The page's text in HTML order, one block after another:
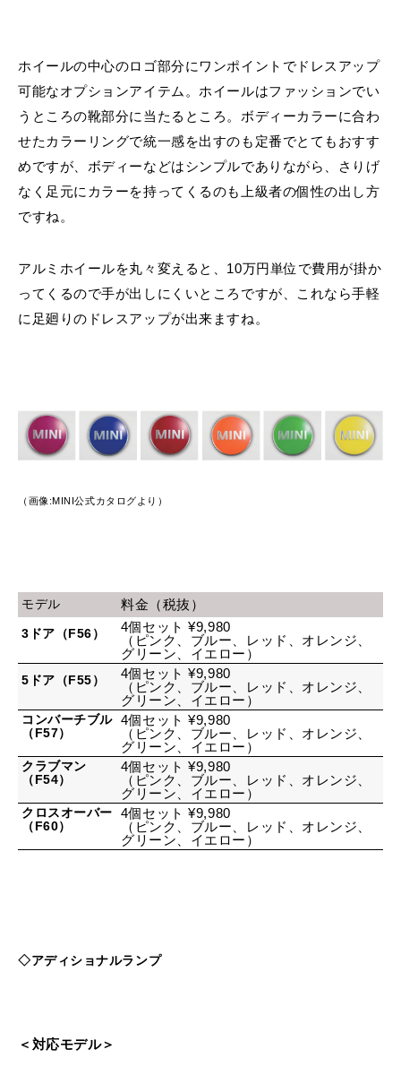
ホイールの中心のロゴ部分にワンポイントでドレスアップ
可能なオプションアイテム。ホイールはファッションでい
うところの靴部分に当たるところ。ボディーカラーに合わ
せたカラーリングで統一感を出すのも定番でとてもおすす
めですが、ボディーなどはシンプルでありながら、さりげ
なく足元にカラーを持ってくるのも上級者の個性の出し方
ですね。
アルミホイールを丸々変えると、10万円単位で費用が掛か
ってくるので手が出しにくいところですが、これなら手軽
に足廻りのドレスアップが出来ますね。
（画像:MINI公式カタログより）
モデル 料金（税抜）
3ドア（F56）
4個セット ¥9,980
（ピンク、ブルー、レッド、オレンジ、
グリーン、イエロー）
5ドア（F55）
4個セット ¥9,980
（ピンク、ブルー、レッド、オレンジ、
グリーン、イエロー）
コンバーチブル
（F57）
4個セット ¥9,980
（ピンク、ブルー、レッド、オレンジ、
グリーン、イエロー）
クラブマン
（F54）
4個セット ¥9,980
（ピンク、ブルー、レッド、オレンジ、
グリーン、イエロー）
クロスオーバー
（F60）
4個セット ¥9,980
（ピンク、ブルー、レッド、オレンジ、
グリーン、イエロー）
◇アディショナルランプ
＜対応モデル＞